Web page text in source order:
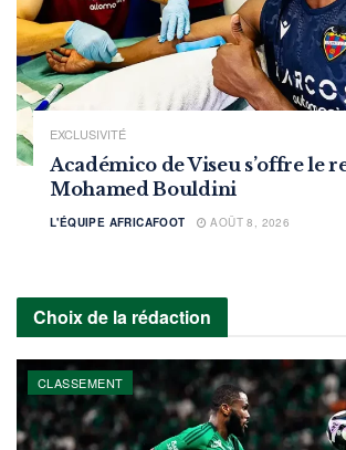
EXCLUSIVITÉ
Académico de Viseu s’offre le
Mohamed Bouldini
L'ÉQUIPE AFRICAFOOT AOÛT 8, 2026
Choix de la rédaction
CLASSEMENT